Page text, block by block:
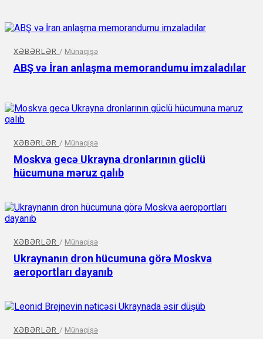
XƏBƏRLƏR / Münaqişə
ABŞ və İran anlaşma memorandumu imzaladılar
XƏBƏRLƏR / Münaqişə
Moskva gecə Ukrayna dronlarının güclü
hücumuna məruz qalıb
XƏBƏRLƏR / Münaqişə
Ukraynanın dron hücumuna görə Moskva
aeroportları dayanıb
XƏBƏRLƏR / Münaqişə